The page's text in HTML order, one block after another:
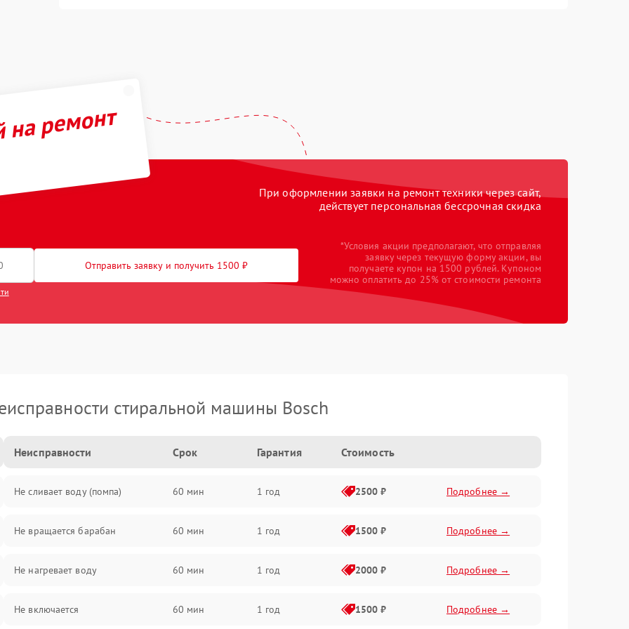
ремонт
При оформлении заявки на ремонт техники через сайт,
действует персональная бессрочная скидка
Отправить заявку и получить 1500 ₽
*Условия акции предполагают, что отправляя
заявку через текущую форму акции, вы
получаете купон на 1500 рублей. Купоном
можно оплатить до 25% от стоимости ремонта
стиральной машины Bosch
Неисправности Срок Гарантия Стоимость
Не сливает воду (помпа) 60 мин 1 год 2500 ₽ Подробнее →
Не вращается барабан 60 мин 1 год 1500 ₽ Подробнее →
Не нагревает воду 60 мин 1 год 2000 ₽ Подробнее →
Не включается 60 мин 1 год 1500 ₽ Подробнее →